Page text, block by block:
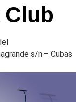
s/n – Cubas